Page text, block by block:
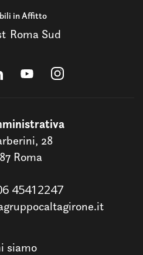
in Affitto
Roma Sud
28
Roma
45412247
siamo